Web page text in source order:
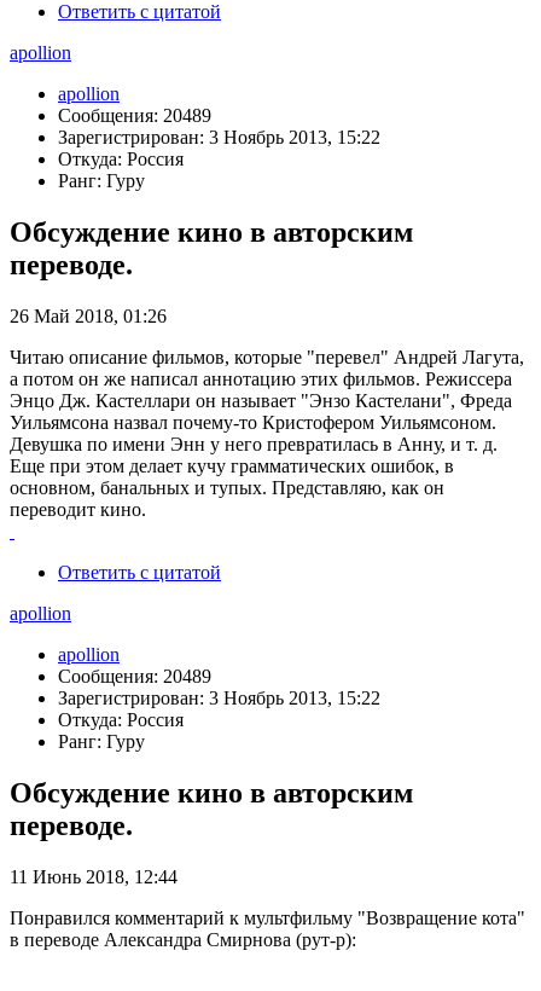
Ответить с цитатой
apollion
apollion
Сообщения: 20489
Зарегистрирован: 3 Ноябрь 2013, 15:22
Откуда: Россия
Ранг: Гуру
Обсуждение кино в авторским
переводе.
26 Май 2018, 01:26
Читаю описание фильмов, которые "перевел" Андрей Лагута,
а потом он же написал аннотацию этих фильмов. Режиссера
Энцо Дж. Кастеллари он называет "Энзо Кастелани", Фреда
Уильямсона назвал почему-то Кристофером Уильямсоном.
Девушка по имени Энн у него превратилась в Анну, и т. д.
Еще при этом делает кучу грамматических ошибок, в
основном, банальных и тупых. Представляю, как он
переводит кино.
Ответить с цитатой
apollion
apollion
Сообщения: 20489
Зарегистрирован: 3 Ноябрь 2013, 15:22
Откуда: Россия
Ранг: Гуру
Обсуждение кино в авторским
переводе.
11 Июнь 2018, 12:44
Понравился комментарий к мультфильму "Возвращение кота"
в переводе Александра Смирнова (рут-р):